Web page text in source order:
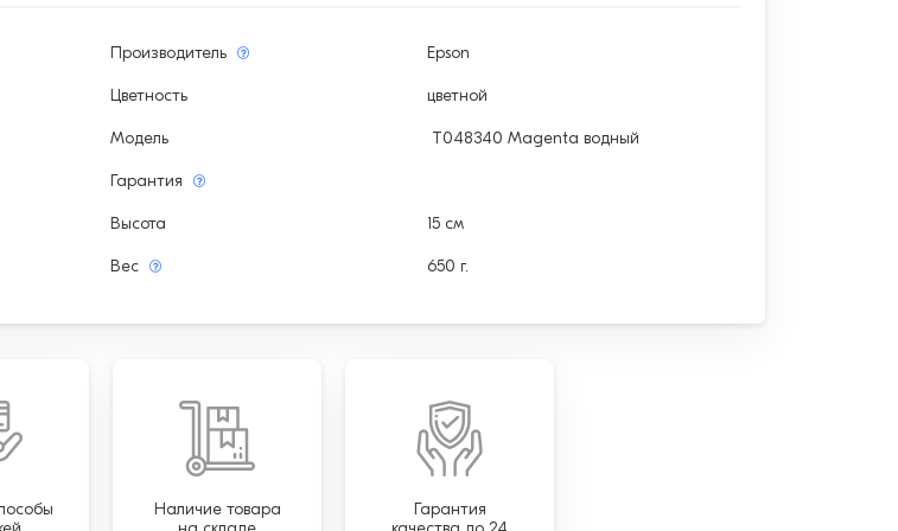
Производитель Epson
Цветность цветной
Модель T048340 Magenta водный
Гарантия
Высота 15 см
Вес 650 г.
Наличие товара
Гарантия